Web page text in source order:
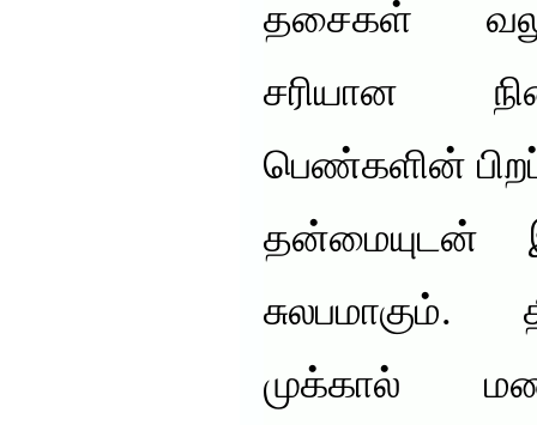
தசைகள்
சரியான
பெண்களின்
தன்மையுடன்
சுலபமாகும்.
முக்கால்